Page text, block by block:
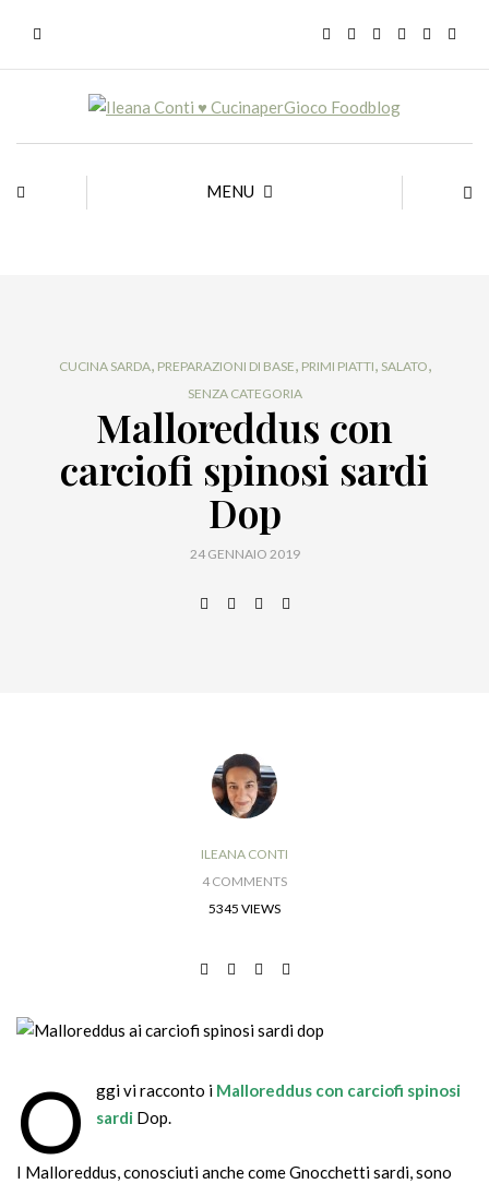
MENU
CUCINA SARDA, PREPARAZIONI DI BASE, PRIMI PIATTI, SALATO,
SENZA CATEGORIA
Malloreddus con
carciofi spinosi sardi
Dop
24 GENNAIO 2019
ILEANA CONTI
4 COMMENTS
5345 VIEWS
O ggi vi racconto i Malloreddus con carciofi spinosi
sardi Dop.
I Malloreddus, conosciuti anche come Gnocchetti sardi, sono